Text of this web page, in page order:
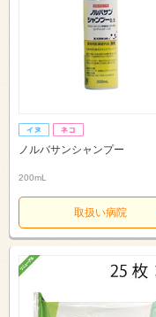
ノルバサンシャンプー
200mL
取扱い病院